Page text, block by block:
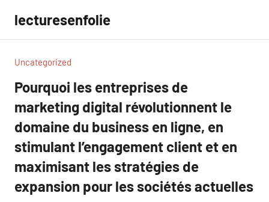
contenu
lecturesenfolie
Uncategorized
Pourquoi les entreprises de
marketing digital révolutionnent le
domaine du business en ligne, en
stimulant l’engagement client et en
maximisant les stratégies de
expansion pour les sociétés actuelles